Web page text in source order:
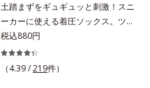
土踏まずをギュギュッと刺激！スニ
ーカーに使える着圧ソックス。ツボ
押し効果でここちいい！スニーカー
に最適な、くるぶし丈の着圧ソック
スです。土踏まず部分がリブ編み
税込880円
（4.39 /219件）